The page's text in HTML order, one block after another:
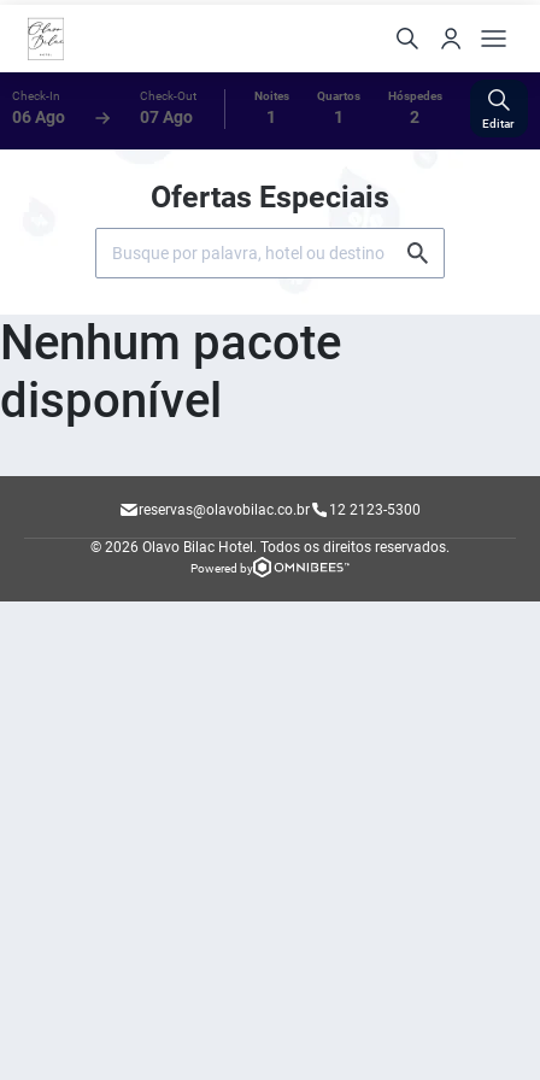
Check-In
06 Ago
Check-Out
07 Ago
Noites
1
Quartos
1
Hóspedes
2 Editar
Ofertas Especiais
Nenhum pacote
disponível
reservas@olavobilac.co.br 12 2123-5300
© 2026 Olavo Bilac Hotel. Todos os direitos reservados.
Powered by